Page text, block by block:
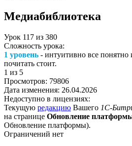
Медиабиблиотека
Урок 117 из 380
Сложность урока:
1 уровень - интуитивно все понятно
почитать стоит.
1 из 5
Просмотров: 79806
Дата изменения: 26.04.2026
Недоступно в лицензиях:
Текущую редакцию Вашего 1С-
на странице Обновление
Обновление платформы).
Ограничений нет